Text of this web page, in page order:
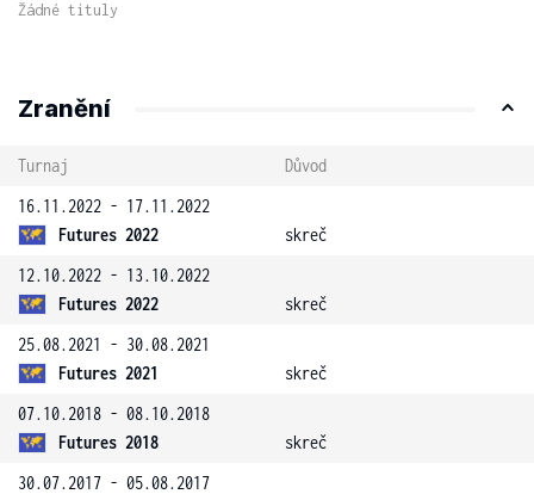
Žádné tituly
Zranění
Turnaj
Důvod
16.11.2022 - 17.11.2022
Futures 2022
skreč
12.10.2022 - 13.10.2022
Futures 2022
skreč
25.08.2021 - 30.08.2021
Futures 2021
skreč
07.10.2018 - 08.10.2018
Futures 2018
skreč
30.07.2017 - 05.08.2017